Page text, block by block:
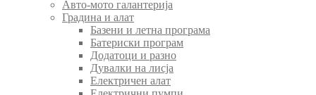
Авто-мото галантерија
Градина и алат
Базени и летна програма
Батериски програм
Додатоци и разно
Дувалки на лисја
Електричен алат